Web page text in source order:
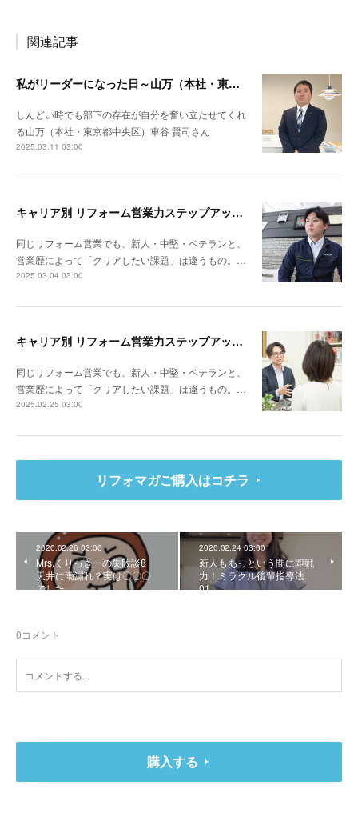
関連記事
私がリーダーになった日～山万（本社・東京都中央区）車谷 賢司さん
しんどい時でも部下の存在が自分を奮い立たせてくれ
る山万（本社・東京都中央区）車谷 賢司さん
2025.03.11 03:00
キャリア別 リフォーム営業力ステップアップ計画～ナックプランニング（埼玉県戸田市）谷川陸さん
同じリフォーム営業でも、新人・中堅・ベテランと、
営業歴によって「クリアしたい課題」は違うもの。…
2025.03.04 03:00
キャリア別 リフォーム営業力ステップアップ計画～リビングサーラ（愛知県豊橋市）山本 亮さん
同じリフォーム営業でも、新人・中堅・ベテランと、
営業歴によって「クリアしたい課題」は違うもの。…
2025.02.25 03:00
リフォマガご購入はコチラ
2020.02.26 03:00
Mrs.くりっきーの失敗談8
天井に雨漏れ？実は〇〇〇
でした
2020.02.24 03:00
新人もあっという間に即戦
力！ミラクル後輩指導法
01
0コメント
購入する